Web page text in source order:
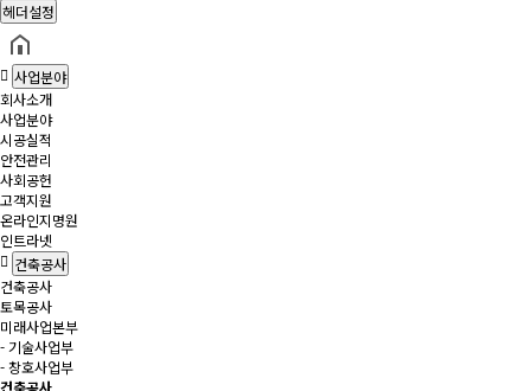
헤더설정
사업분야
회사소개
사업분야
시공실적
안전관리
사회공헌
고객지원
온라인지명원
인트라넷
건축공사
건축공사
토목공사
미래사업본부
- 기술사업부
- 창호사업부
건축공사